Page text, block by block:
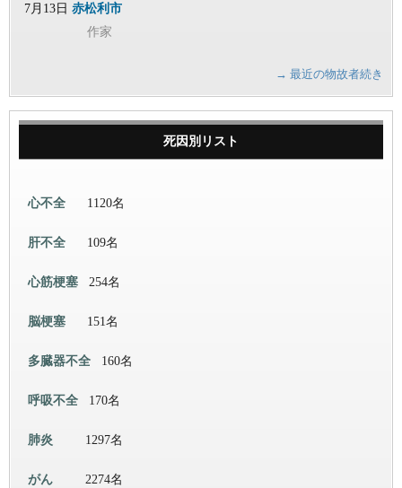
7月13日 赤松利市
作家
→ 最近の物故者続き
死因別リスト
心不全 1120名
肝不全 109名
心筋梗塞 254名
脳梗塞 151名
多臓器不全 160名
呼吸不全 170名
肺炎 1297名
がん 2274名